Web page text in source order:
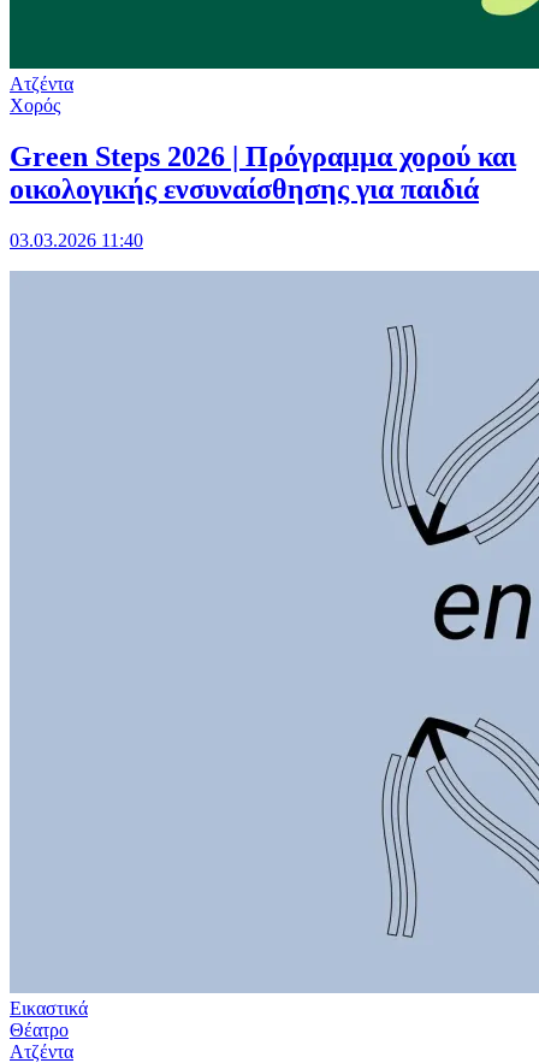
Ατζέντα
Χορός
Green Steps 2026 | Πρόγραμμα χορού και
οικολογικής ενσυναίσθησης για παιδιά
03.03.2026 11:40
Εικαστικά
Θέατρο
Ατζέντα